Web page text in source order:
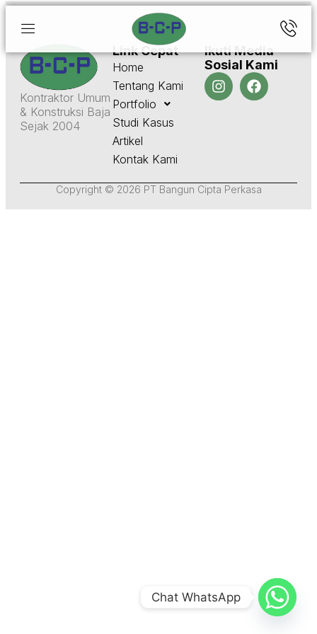
Kontraktor Umum
& Konstruksi Baja
Sejak 2004
Link Cepat
Home
Tentang Kami
Portfolio
Studi Kasus
Artikel
Kontak Kami
Ikuti Media
Sosial Kami
Copyright © 2026 PT Bangun Cipta Perkasa
Chat WhatsApp